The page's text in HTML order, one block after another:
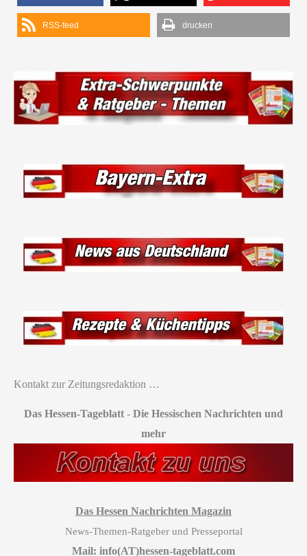
RSS-feed drucken
Kontakt zur Zeitungsredaktion …
Das Hessen-Tageblatt - Die Hessischen Nachrichten und
mehr
Das Hessen Nachrichten Magazin
News-Themen-Ratgeber und Presseportal
Mail: info(AT)hessen-tageblatt.com